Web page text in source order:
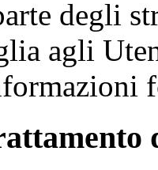
degli
agli